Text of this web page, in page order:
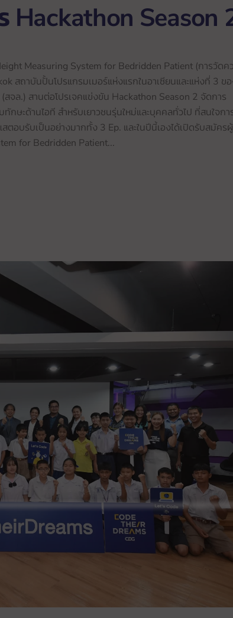
Hackathon Season
Measuring System for Bedridden Patient (การวัดค
ถาบันปั้นโปรแกรมเมอร์แห่งแรกในอาเซียนและแห่งที่ 3 ข
สจล.) สานต่อโปรเจคแข่งขัน Hackathon Season 2 จัดการ
กษะด้านไอที สำหรับเยาวชนรุ่นใหม่และบุคคลทั่วไป ที่สนใจกา
ตอบรับเป็นอย่างมากทั้ง 3 Ep. และในปีนี้เองได้เปิดรับสมัคร
for Bedridden Patient...